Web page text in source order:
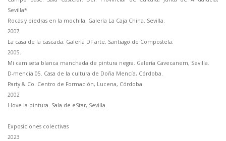
Sevilla*.
Rocas y piedras en la mochila. Galería La Caja China. Sevilla.
2007
La casa de la cascada. Galería DF arte, Santiago de Compostela.
2005.
Mi camiseta blanca manchada de pintura negra. Galería Cavecanem, Sevilla.
D-mencia 05. Casa de la cultura de Doña Mencía, Córdoba.
Party & Co. Centro de Formación, Lucena, Córdoba.
2002
I love la pintura. Sala de eStar, Sevilla.
Exposiciones colectivas
2023